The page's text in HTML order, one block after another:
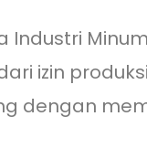
Industri
izin
dengan